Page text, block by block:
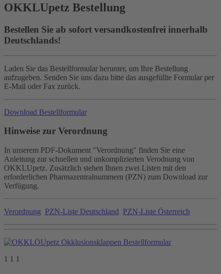
OKKLUpetz Bestellung
Bestellen Sie ab sofort versandkostenfrei innerhalb
Deutschlands!
Laden Sie das Bestellformular herunter, um Ihre Bestellung
aufzugeben. Senden Sie uns dazu bitte das ausgefüllte Formular per
E-Mail oder Fax zurück.
Download Bestellformular
Hinweise zur Verordnung
In unserem PDF-Dokument "Verordnung" finden Sie eine
Anleitung zur schnellen und unkomplizierten Verodnung von
OKKLUpetz. Zusätzlich stehen Ihnen zwei Listen mit den
erforderlichen Pharmazentralnummern (PZN) zum Download zur
Verfügung.
Verordnung PZN-Liste Deutschland PZN-Liste Österreich
1 1 1